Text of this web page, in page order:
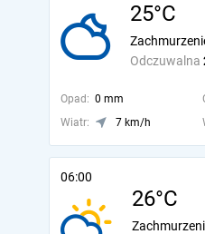
25°C
Odczuwalna
Opad: 0 mm
Wiatr:
7 km/h
06:00
26°C